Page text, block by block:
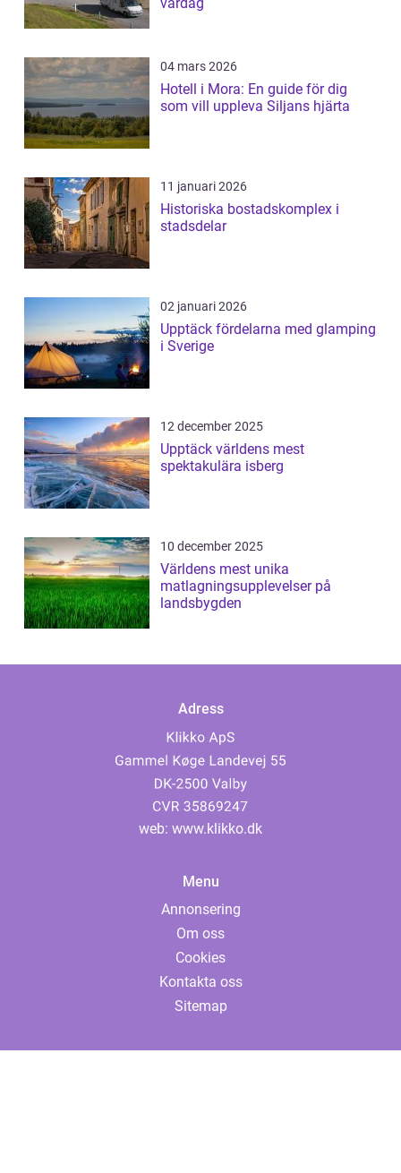
04 mars 2026
Hotell i Mora: En guide för dig
som vill uppleva Siljans hjärta
11 januari 2026
Historiska bostadskomplex i
stadsdelar
02 januari 2026
Upptäck fördelarna med glamping
i Sverige
12 december 2025
Upptäck världens mest
spektakulära isberg
10 december 2025
Världens mest unika
matlagningsupplevelser på
landsbygden
Adress
web: www.klikko.dk
Menu
Annonsering
Om oss
Cookies
Kontakta oss
Sitemap